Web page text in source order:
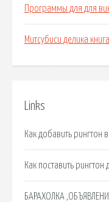
Программы для для
Митсубиси делика книга
Links
Как добавить рингтон
Как поставить
БАРАХОЛКА